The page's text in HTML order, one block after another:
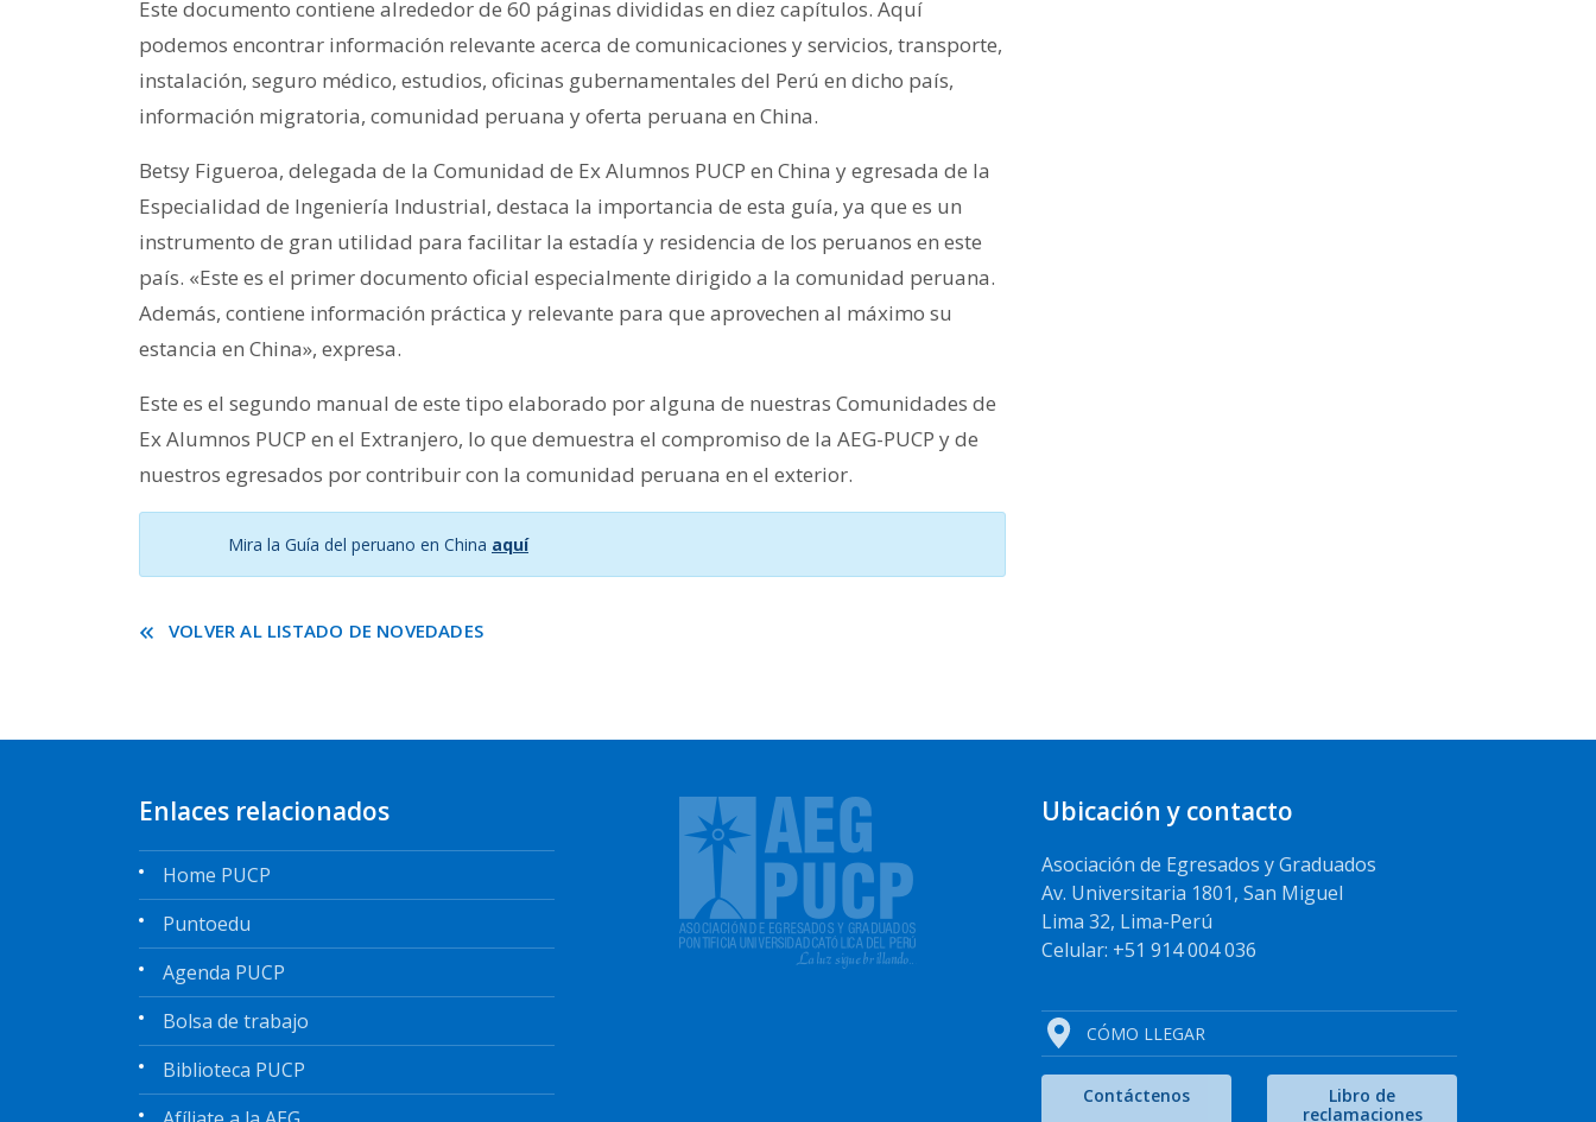
Este documento contiene alrededor de 60 páginas divididas en diez capítulos. Aquí
podemos encontrar información relevante acerca de comunicaciones y servicios, transporte,
instalación, seguro médico, estudios, oficinas gubernamentales del Perú en dicho país,
información migratoria, comunidad peruana y oferta peruana en China.
Betsy Figueroa, delegada de la Comunidad de Ex Alumnos PUCP en China y egresada de la
Especialidad de Ingeniería Industrial, destaca la importancia de esta guía, ya que es un
instrumento de gran utilidad para facilitar la estadía y residencia de los peruanos en este
país. «Este es el primer documento oficial especialmente dirigido a la comunidad peruana.
Además, contiene información práctica y relevante para que aprovechen al máximo su
estancia en China», expresa.
Este es el segundo manual de este tipo elaborado por alguna de nuestras Comunidades de
Ex Alumnos PUCP en el Extranjero, lo que demuestra el compromiso de la AEG-PUCP y de
nuestros egresados por contribuir con la comunidad peruana en el exterior.
Mira la Guía del peruano en China aquí
VOLVER AL LISTADO DE NOVEDADES
Enlaces relacionados
Home PUCP
Puntoedu
Agenda PUCP
Bolsa de trabajo
Biblioteca PUCP
Ubicación y contacto
Asociación de Egresados y Graduados
Av. Universitaria 1801, San Miguel
Lima 32, Lima-Perú
Celular: +51 914 004 036
CÓMO LLEGAR
Contáctenos
Libro de
reclamaciones